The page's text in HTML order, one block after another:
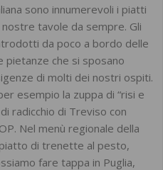
sono innumerevoli i piatti
tavole da sempre. Gli
da poco a bordo delle
pietanze che si sposano
di molti dei nostri ospiti.
esempio la zuppa di “risi e
radicchio di Treviso con
Nel menù regionale della
di trenette al pesto,
fare tappa in Puglia,